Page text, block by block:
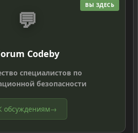
ВЫ ЗДЕСЬ
💬
Codeby
специалистов по
безопасности
обсуждениям→